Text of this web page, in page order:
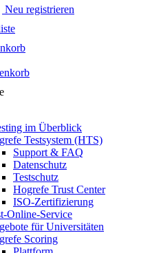
Neu registrieren
im Überblick
Testsystem (HTS)
Support & FAQ
Datenschutz
Testschutz
Hogrefe Trust Center
ISO-Zertifizierung
Online-Service
für Universitäten
Scoring